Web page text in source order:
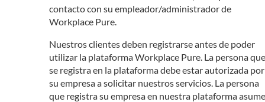
contacto con su empleador/administrador de
Workplace Pure.
Nuestros clientes deben registrarse antes de poder
utilizar la plataforma Workplace Pure. La persona que
se registra en la plataforma debe estar autorizada por
su empresa a solicitar nuestros servicios. La persona
que registra su empresa en nuestra plataforma asume